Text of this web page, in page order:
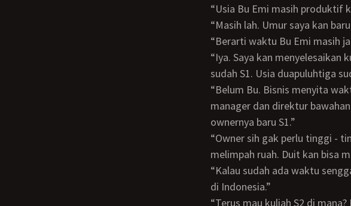
“Usia Bu Emi masih produktif
“Masih lah. Umur saya kan
“Berarti waktu Bu Emi masih
“Iya. Saya kan menyelesaikan kuliah dengan cepat, seperti kamu. Usia duapuluhsatu
sudah S1. Usia duapuluhtiga
“Belum Bu. Bisnis menyita waktu saya. Belum ada senggangnya. Padahal para
manager dan direktur
ownernya baru S1.”
“Owner sih gak perlu tinggi - tinggi banget pendidikannya. Yang penting duitnya
melimpah ruah. Duit kan bisa
“Kalau sudah ada waktu senggang sih, saya mau juga mengambil S2. Tapi nggak mau
di Indonesia.”
“Terus mau kuliah S2 di